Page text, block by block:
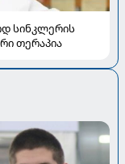
სინკლერის
თერაპია